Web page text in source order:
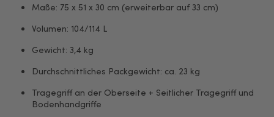
Maße: 75 x 51 x 30 cm (erweiterbar auf 33 cm)
Volumen: 104/114 L
Gewicht: 3,4 kg
Durchschnittliches Packgewicht: ca. 23 kg
Tragegriff an der Oberseite + Seitlicher Tragegriff und
Bodenhandgriffe